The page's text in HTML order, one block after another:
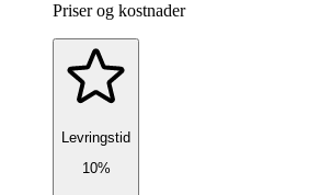
Priser og kostnader
Levringstid
10%